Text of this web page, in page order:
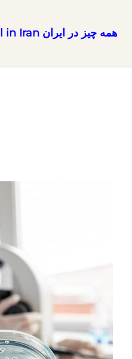
همه چیز در ایران All in Iran